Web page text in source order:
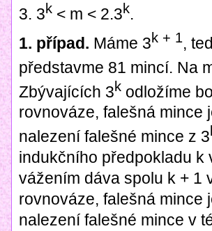
3. 3k < m < 2.3k.
1. případ. Máme 3k + 1,
představme 81 mincí. Na
Zbývajících 3k odložíme
rovnováze, falešná mince
nalezení falešné mince z 3
indukčního předpokladu
vážením dáva spolu k + 1
rovnováze, falešná mince
nalezení falešné mince v